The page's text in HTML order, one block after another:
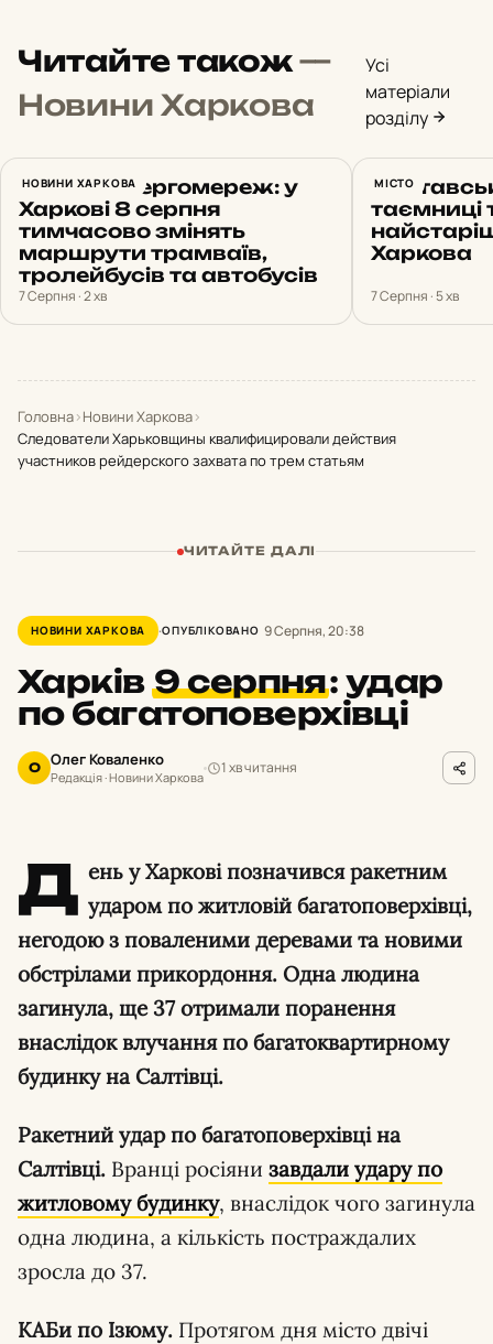
Читайте також—
Новини Харкова
Усі
матеріали
розділу
НОВИНИ ХАРКОВА
Ремонт енергомереж: у
Харкові 8 серпня
тимчасово змінять
маршрути трамваїв,
тролейбусів та автобусів
7 Серпня · 2 хв
МІСТО
таємниці
Харкова
7 Серпня · 5 хв
Головна›Новини Харкова›
Следователи Харьковщины квалифицировали действия
участников рейдерского захвата по трем статьям
ЧИТАЙТЕ ДАЛІ
НОВИНИ ХАРКОВА ОПУБЛІКОВАНО 9 Серпня, 20:38
Харків9 серпня: удар
по багатоповерхівці
О Олег Коваленко
Редакція · Новини Харкова
1 хв читання
Д ень у Харкові позначився ракетним
ударом по житловій багатоповерхівці,
негодою з поваленими деревами та новими
обстрілами прикордоння. Одна людина
загинула, ще 37 отримали поранення
внаслідок влучання по багатоквартирному
будинку на Салтівці.
Ракетний удар по багатоповерхівці на
Салтівці. Вранці росіяни завдали удару по
житловому будинку, внаслідок чого загинула
одна людина, а кількість постраждалих
зросла до 37.
КАБи по Ізюму. Протягом дня місто двічі